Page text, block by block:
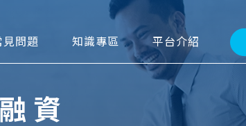
見問題 知識專區 平台介紹
資